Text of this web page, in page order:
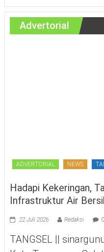
Advertorial
ADVERTORIAL NEWS
Hadapi Kekeringan,
Infrastruktur Air
22 Juli 2026 Redaksi 0
TANGSEL ||